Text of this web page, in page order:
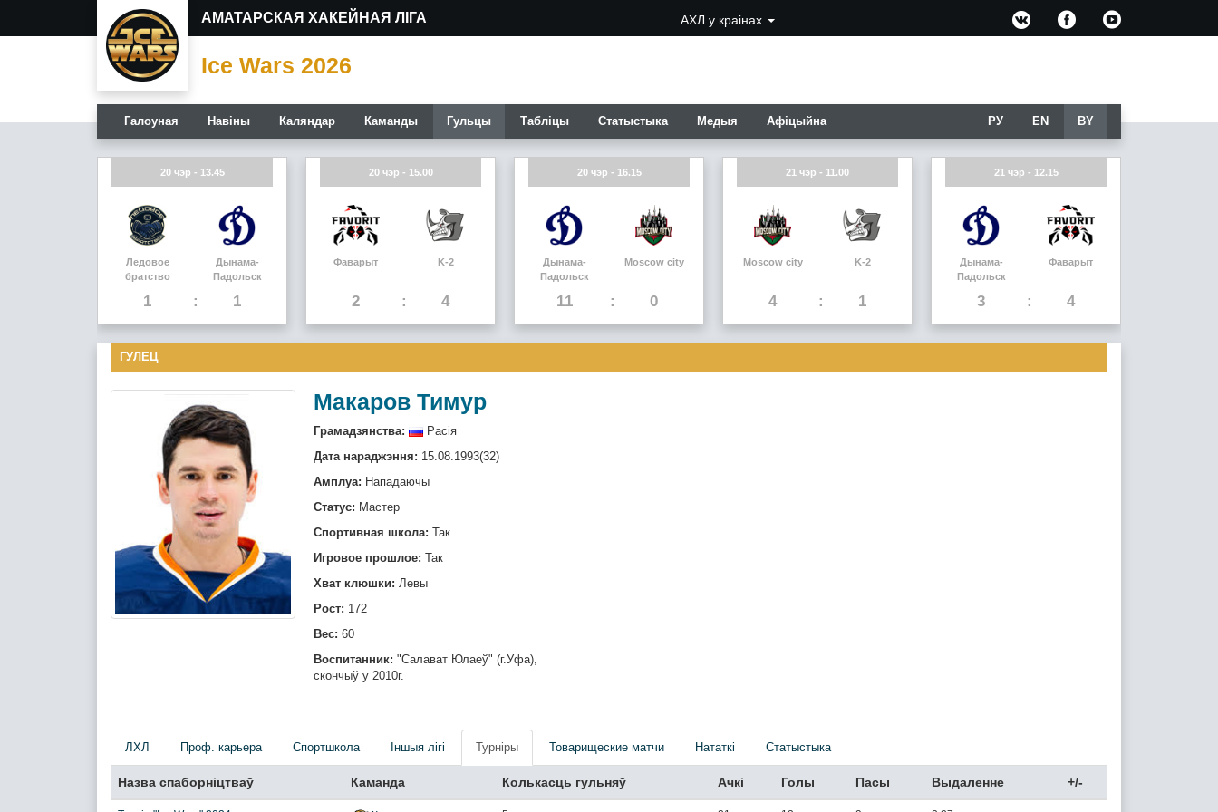
АМАТАРСКАЯ ХАКЕЙНАЯ ЛIГА
Ice Wars 2026
АХЛ у краiнах
Галоуная Навiны Каляндар Каманды Гульцы Таблiцы Статыстыка Медыя Афiцыйна BY
EN
РУ
20 чэр - 13.45
Ледовое
братство
1
Дынама-
Падольск
1
20 чэр - 15.00
Фаварыт
2
K-2
4
20 чэр - 16.15
Дынама-
Падольск
11
Moscow city
0
21 чэр - 11.00
Moscow city
4
K-2
1
21 чэр - 12.15
Дынама-
Падольск
3
Фаварыт
4
ГУЛЕЦ
Макаров Тимур
Грамадзянства:
Расія
Дата нараджэння: 15.08.1993(32)
Амплуа: Нападаючы
Статус: Мастер
Спортивная школа: Так
Игровое прошлое: Так
Хват клюшки: Левы
Рост: 172
Вес: 60
Воспитанник: "Салават Юлаеў" (г.Уфа),
скончыў у 2010г.
ЛХЛ Проф. карьера Спортшкола Iншыя лігі Турніры Товарищеские матчи Нататкі Статыстыка
Назва спаборніцтваў Каманда Колькасць гульняў Ачкi Голы Пасы Выдаленне +/-